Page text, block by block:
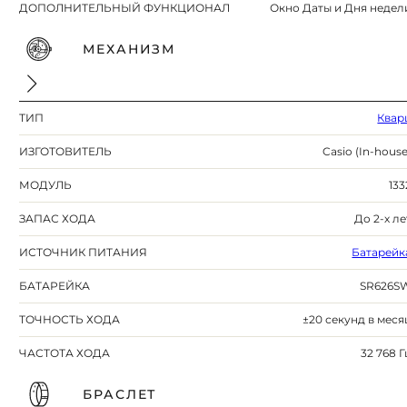
ДОПОЛНИТЕЛЬНЫЙ ФУНКЦИОНАЛ Окно Даты и Дня
МЕХАНИЗМ
ТИП
ИЗГОТОВИТЕЛЬ Casio (In-
МОДУЛЬ
ЗАПАС ХОДА До 2-х
ИСТОЧНИК ПИТАНИЯ
БАТАРЕЙКА
ТОЧНОСТЬ ХОДА ±20 секунд в
ЧАСТОТА ХОДА 32 768
БРАСЛЕТ